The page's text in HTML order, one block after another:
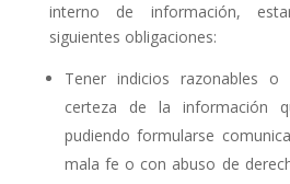
interno de información,
siguientes obligaciones:
Tener indicios razonables o
certeza de la información
pudiendo formularse
mala fe o con abuso de